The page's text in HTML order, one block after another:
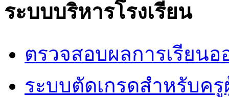
ระบบบริหารโรงเรียน
ตรวจสอบผลการเรียน
ระบบตัดเกรดสำหรับค